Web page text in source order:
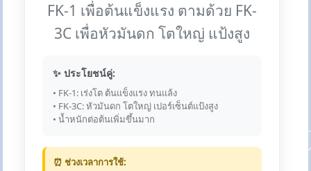
FK-1 เพื่อต้นแข็งแรง ตามด้วย FK-
3C เพื่อหัวมันดก โตใหญ่ แป้งสูง
✨ ประโยชน์คู่:
• FK-1: เร่งโต ต้นแข็งแรง ทนแล้ง
• FK-3C: หัวมันดก โตใหญ่ เปอร์เซ็นต์แป้งสูง
• น้ำหนักต่อต้นเพิ่มขึ้นมาก
⏰ ช่วงเวลาการใช้: